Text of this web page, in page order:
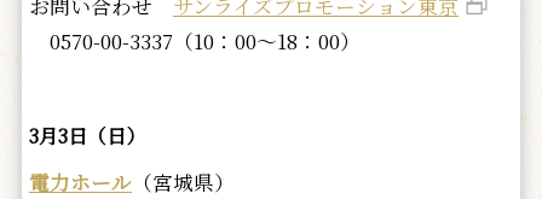
お問い合わせ サンライズプロモーション東京
0570-00-3337（10：00～18：00）
3月3日（日）
電力ホール（宮城県）